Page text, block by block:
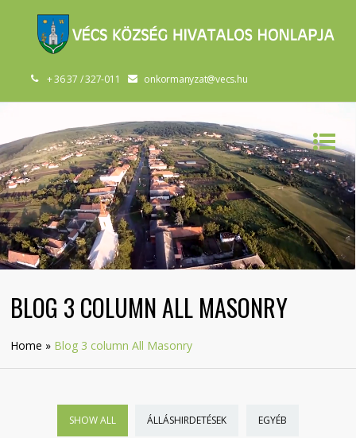
+ 36 37 / 327-011 onkormanyzat@vecs.hu
BLOG 3 COLUMN ALL MASONRY
Home » Blog 3 column All Masonry
SHOW ALL ÁLLÁSHIRDETÉSEK EGYÉB